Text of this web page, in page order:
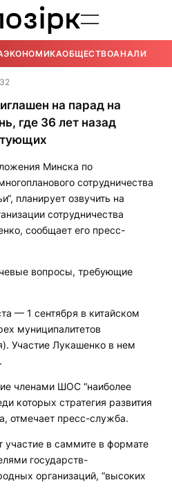
ЭКОНОМИКАОБЩЕСТВОАНАЛИТИКА
на парад на
где 36 лет назад
Минска по
сотрудничества
планирует озвучить на
сотрудничества
сообщает его пресс-
вопросы, требующие
— 1 сентября в китайском
муниципалитетов
Участие Лукашенко в нем
членами ШОС “наиболее
которых стратегия развития
отмечает пресс-служба.
в саммите в формате
государств-
организаций, “высоких